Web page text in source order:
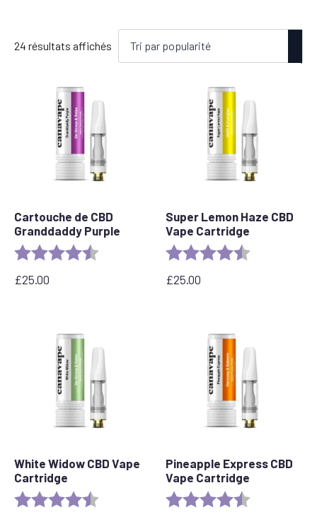
24 résultats affichés
par
Cartouche de CBD
Granddaddy Purple
Evaluation : 4.5 out of 5 stars
£25.00
Super Lemon Haze CBD
Vape Cartridge
Evaluation :
£25.00
White Widow CBD Vape
Cartridge
Evaluation : 4,6 sur 5 étoiles
Pineapple Express CBD
Vape Cartridge
Evaluation :